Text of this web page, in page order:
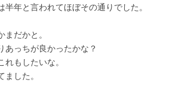
半年と言われてほぼその通りでした。
だかと。
あっちが良かったかな？
もしたいな。
した。